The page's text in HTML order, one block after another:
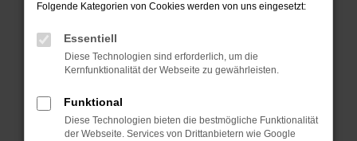
Beim Laden ist ein Fehler aufgetreten.
Hier sind ein paar Tipps, die dir helfen können:
Überprüfe deine Firewall und deine
Laden andere Webseiten, zum Beispiel
deine Suchmaschine?
Folgende Kategorien von Cookies werden von uns eingesetzt:
Essentiell
Diese Technologien sind erforderlich, um die
Kernfunktionalität der Webseite zu gewährleisten.
Funktional
Diese Technologien bieten die bestmögliche Funktionalität
der Webseite. Services von Drittanbietern wie Google